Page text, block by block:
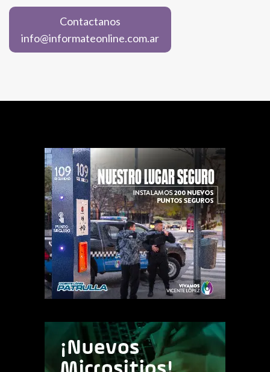
Contactanos
info@informateonline.com.ar